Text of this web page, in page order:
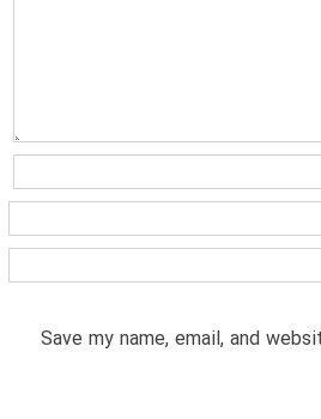
Save my name, email, and